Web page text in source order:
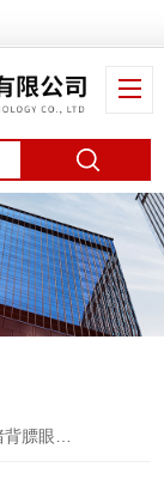
肌方法